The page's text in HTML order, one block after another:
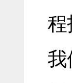
程
我